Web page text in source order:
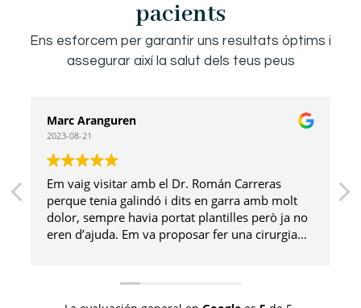
pacients
Ens esforcem per garantir uns resultats òptims i
assegurar així la salut dels teus peus
Marc Aranguren
2023-08-21
Em vaig visitar amb el Dr. Román Carreras
perque tenia galindó i dits en garra amb molt
dolor, sempre havia portat plantilles però ja no
eren d’ajuda. Em va proposar fer una cirurgia